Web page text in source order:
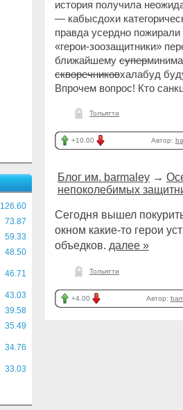
126.60
73.87
59.33
48.50
46.71
43.03
39.58
35.49
34.76
33.03
история получила
— кабысдохи
правда усердно
«герои-зоозащитники»
ближайшему супер
скворечниковхалабуд
Впрочем вопрос! Кто
Тольятти
+10.00 Автор:
Блог им. barmaley →
непоколебимых
Сегодня вышел
окном какие-то герои
объедков. далее »
Тольятти
+4.00 Автор: